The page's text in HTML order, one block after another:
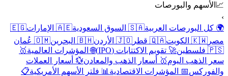
📈 الأسهم والبورصات
›
🌍 كل البورصات العربية🇸🇦 السوق السعودية 🇦🇪 الإمارات
🇪🇬
مصر 🇰🇼 الكويت 🇶🇦 قطر 🇯🇴 الأردن 🇧🇭 البحرين
🇴🇲 عُمان
🇵🇸 فلسطين
🚀 تقويم الاكتتابات (IPO) 🌐 المؤشرات العالمية🥇
سعر الذهب اليوم🥇 أسعار الذهب والمعادن💱 أسعار العملات
والفوركس📅 المؤشرات الاقتصادية 📊 فلتر الأسهم الأمريكية📋